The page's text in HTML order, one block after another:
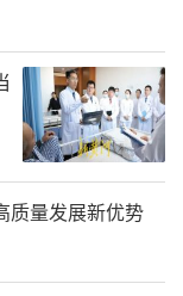
量发展新优势